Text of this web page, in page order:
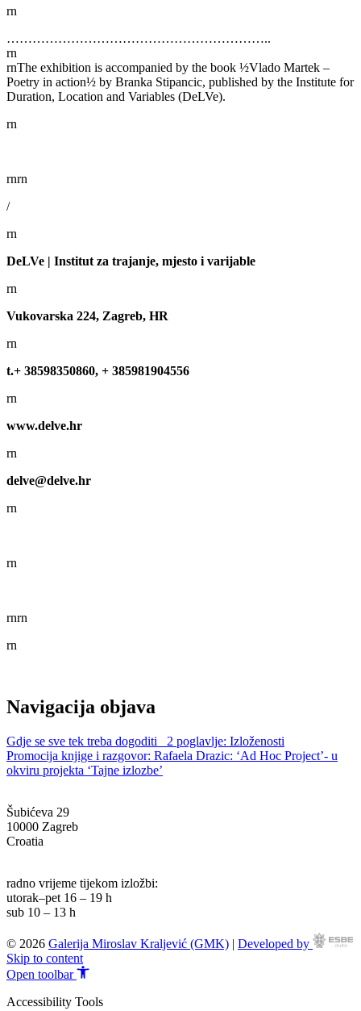
rn
……………………………………………………..
rn
rnThe exhibition is accompanied by the book ½Vlado Martek –
Poetry in action½ by Branka Stipancic, published by the Institute for
Duration, Location and Variables (DeLVe).
rn
rnrn
/
rn
DeLVe | Institut za trajanje, mjesto i varijable
rn
Vukovarska 224, Zagreb, HR
rn
t.+ 38598350860, + 385981904556
rn
www.delve.hr
rn
delve@delve.hr
rn
rn
rnrn
rn
Navigacija objava
Gdje se sve tek treba dogoditi_ 2 poglavlje: Izloženosti
Promocija knjige i razgovor: Rafaela Drazic: ‘Ad Hoc Project’- u
okviru projekta ‘Tajne izlozbe’
Šubićeva 29
10000 Zagreb
Croatia
radno vrijeme tijekom izložbi:
utorak–pet 16 – 19 h
sub 10 – 13 h
© 2026 Galerija Miroslav Kraljević (GMK) | Developed by
Skip to content
Open toolbar
Accessibility Tools